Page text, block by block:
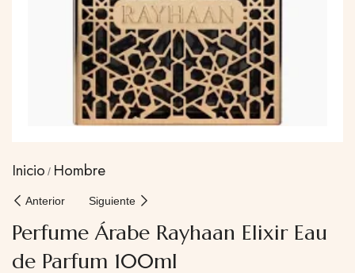
Inicio Hombre
Anterior Siguiente
Perfume Árabe Rayhaan Elixir Eau
de Parfum 100ml